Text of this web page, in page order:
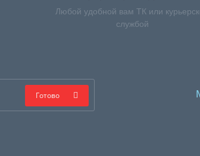
Любой удобной вам ТК или
службой
Готово